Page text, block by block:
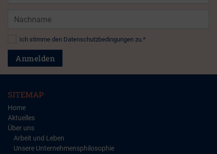
Nachname
Datenschutz*
Ich stimme den Datenschutzbedingungen zu.*
Anmelden
SITEMAP
Home
Aktuelles
Über uns
Arbeit und Leben
Unsere Unternehmensphilosophie